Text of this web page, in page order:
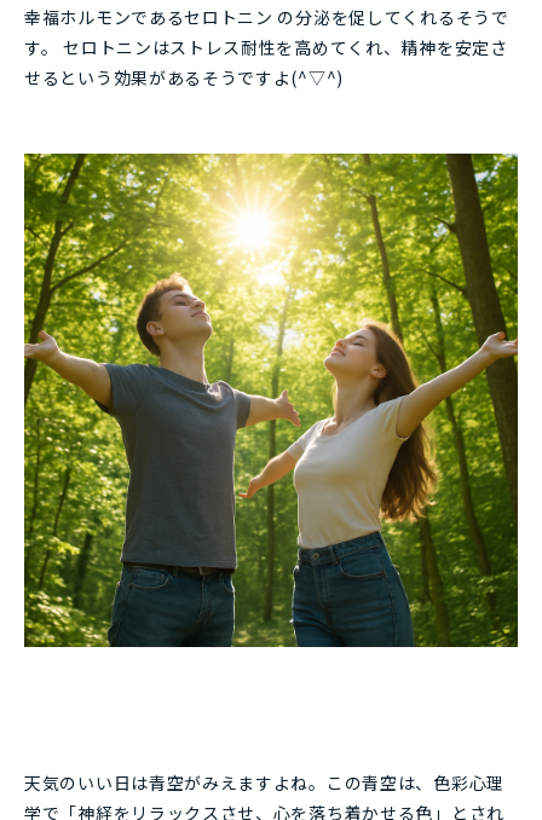
幸福ホルモンであるセロトニン の分泌を促してくれるそうで
す。 セロトニンはストレス耐性を高めてくれ、精神を安定さ
せるという効果があるそうですよ(^▽^)
天気のいい日は青空がみえますよね。この青空は、色彩心理
学で「神経をリラックスさせ、心を落ち着かせる色」とされ